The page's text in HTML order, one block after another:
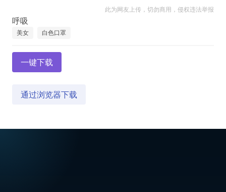
此为网友上传，切勿商用，侵权违法举报
美女 白色口罩
一键下载
通过浏览器下载